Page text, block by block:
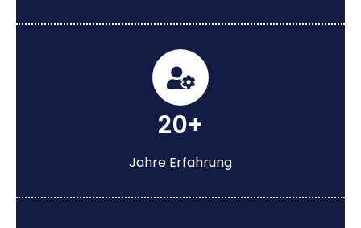
20+
Jahre Erfahrung